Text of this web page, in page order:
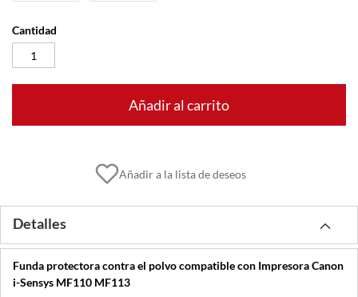
Cantidad
Añadir al carrito
Añadir a la lista de deseos
Detalles
Funda protectora contra el polvo compatible con Impresora Canon
i-Sensys MF110 MF113